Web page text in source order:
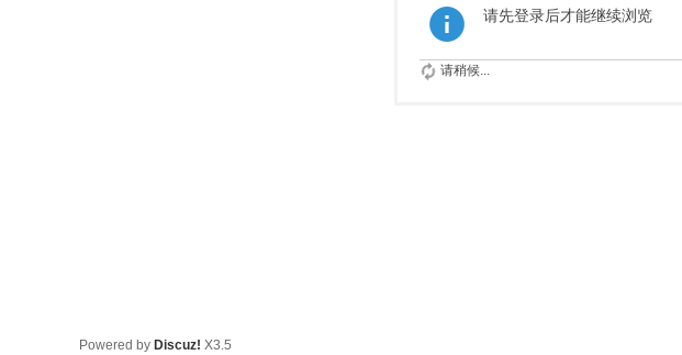
请先登录后才能继续浏览
请稍候...
Powered by Discuz! X3.5